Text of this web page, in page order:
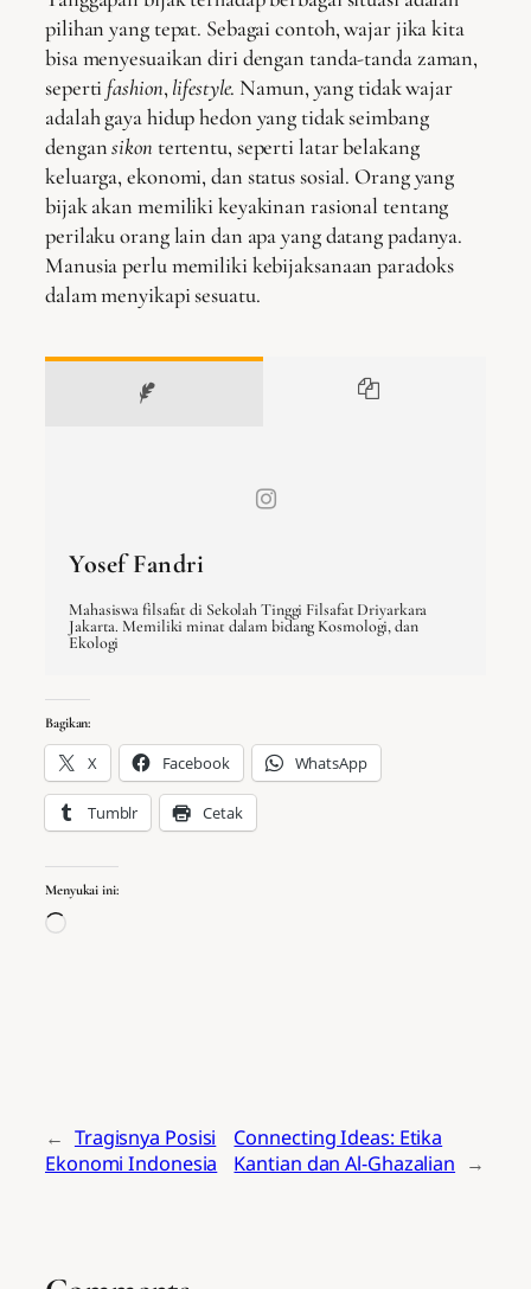
pilihan yang tepat. Sebagai contoh, wajar jika kita
bisa menyesuaikan diri dengan tanda-tanda zaman,
seperti fashion, lifestyle. Namun, yang tidak wajar
adalah gaya hidup hedon yang tidak seimbang
dengansikon tertentu, seperti latar belakang
keluarga, ekonomi, dan status sosial. Orang yang
bijak akan memiliki keyakinan rasional tentang
perilaku orang lain dan apa yang datang padanya.
Manusia perlu memiliki kebijaksanaan paradoks
dalam menyikapi sesuatu.
Yosef Fandri
Mahasiswa filsafat di Sekolah Tinggi Filsafat Driyarkara
Jakarta. Memiliki minat dalam bidang Kosmologi, dan
Ekologi
Bagikan:
X Facebook WhatsApp
Tumblr Cetak
Menyukai ini:
Memuat...
← Tragisnya Posisi
Ekonomi Indonesia
Connecting Ideas: Etika
Kantian dan Al-Ghazalian →